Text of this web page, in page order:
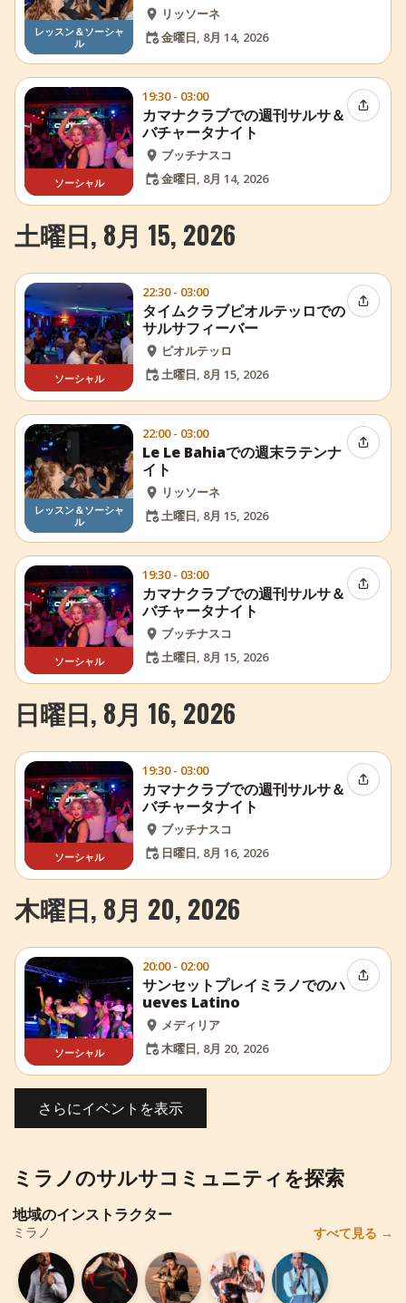
レッスン＆ソーシャ
ル
リッソーネ
金曜日, 8月 14, 2026
ソーシャル
19:30 - 03:00
カマナクラブでの週刊サルサ＆
バチャータナイト
ブッチナスコ
金曜日, 8月 14, 2026
イベン
土曜日, 8月 15, 2026
ソーシャル
22:30 - 03:00
タイムクラブピオルテッロでの
サルサフィーバー
ピオルテッロ
土曜日, 8月 15, 2026
イベン
レッスン＆ソーシャ
ル
22:00 - 03:00
Le Le Bahiaでの週末ラテンナ
イト
リッソーネ
土曜日, 8月 15, 2026
イベン
ソーシャル
19:30 - 03:00
カマナクラブでの週刊サルサ＆
バチャータナイト
ブッチナスコ
土曜日, 8月 15, 2026
イベン
日曜日, 8月 16, 2026
ソーシャル
19:30 - 03:00
カマナクラブでの週刊サルサ＆
バチャータナイト
ブッチナスコ
日曜日, 8月 16, 2026
イベン
木曜日, 8月 20, 2026
ソーシャル
20:00 - 02:00
サンセットプレイミラノでのハ
ueves Latino
メディリア
木曜日, 8月 20, 2026
イベン
さらにイベントを表示
ミラノのサルサコミュニティを探索
地域のインストラクター
ミラノ すべて見る →
マ タ フ マ ジ